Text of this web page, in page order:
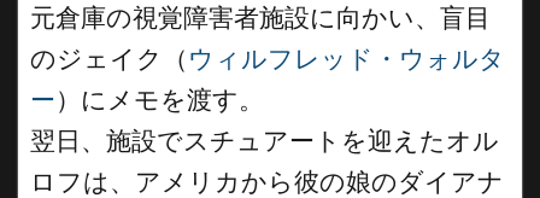
元倉庫の視覚障害者施設に向かい、盲目
のジェイク（ ウィルフレッド・ウォルタ
ー）にメモを渡す。
翌日、施設でスチュアートを迎えたオル
ロフは、アメリカから彼の娘のダイアナ